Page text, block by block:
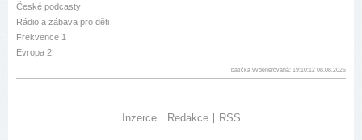
České podcasty
Rádio a zábava pro děti
Frekvence 1
Evropa 2
patička vygenerovaná: 19:10:12 08.08.2026
Inzerce Redakce RSS